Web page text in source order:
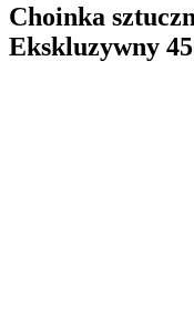
Choinka
Ekskluzywny